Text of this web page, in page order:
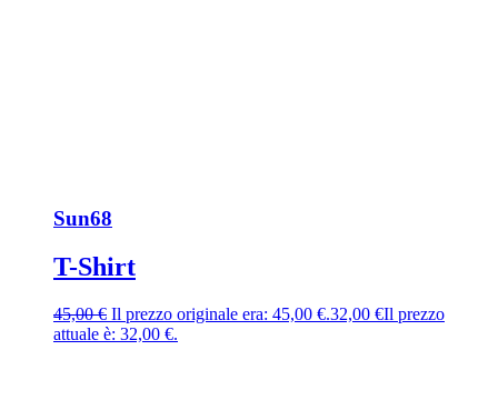
Sun68
T-Shirt
45,00€ Il prezzo originale era: 45,00 €.32,00 €Il prezzo
attuale è: 32,00 €.